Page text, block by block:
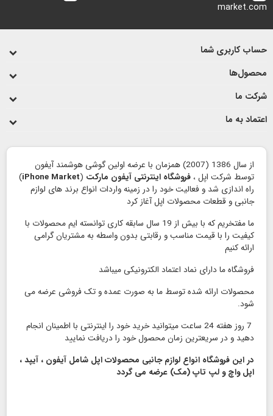
market.com
حساب کاربری شما
محصول‌ها
شرکت ما
اعتماد به ما
از سال 1386 (2007) همزمان با عرضه اولین گوشی هوشمند آیفون
توسط شرکت اپل ، فروشگاه اینترنتی آیفون مارکت (
iPhone Market
)
راه اندازی شد و فعالیت خود را در زمینه واردات انواع برند های لوازم
جانبی و قطعات محصولات اپل آغاز کرد
ما مفتخریم که با بیش از 19 سال سابقه کاری توانسته ایم محصولات با
کیفیت را با قیمت مناسب و رقابتی بدون واسطه به مشتریان گرامی
ارائه کنیم
فروشگاه ما دارای نماد اعتماد الكترونیكی میباشد
محصولات ارائه شده توسط ما به صورت عمده و تک فروشی عرضه می
شود.
7 روز هفته 24 ساعت میتوانید خرید خود را اینترنتی با اطمینان انجام
دهید و در سریعترین زمان محصول خود را دریافت نمایید
در این فروشگاه انواع لوازم جانبی محصولات اپل شامل آیفون ، آیپد ،
اپل واچ و لپ تاپ (مک) عرضه می گردد